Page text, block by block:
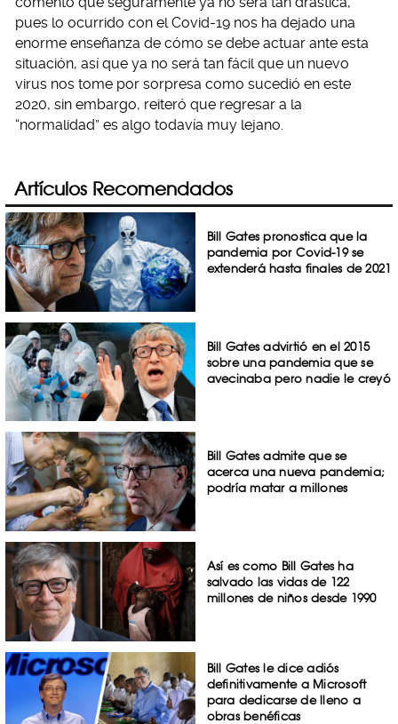
pues lo ocurrido con el Covid-19 nos ha dejado una
enorme enseñanza de cómo se debe actuar ante esta
situación, así que ya no será tan fácil que un nuevo
virus nos tome por sorpresa como sucedió en este
2020, sin embargo, reiteró que regresar a la
“normalidad” es algo todavía muy lejano.
Artículos Recomendados
Bill Gates pronostica que la
pandemia por Covid-19 se
extenderá hasta finales de 2021
Bill Gates advirtió en el 2015
sobre una pandemia que se
avecinaba pero nadie le creyó
Bill Gates admite que se
acerca una nueva pandemia;
podría matar a millones
Así es como Bill Gates ha
salvado las vidas de 122
millones de niños desde 1990
Bill Gates le dice adiós
definitivamente a Microsoft
para dedicarse de lleno a
obras benéficas